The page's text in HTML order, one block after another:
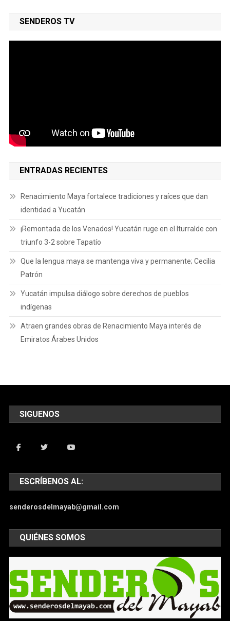
SENDEROS TV
ENTRADAS RECIENTES
Renacimiento Maya fortalece tradiciones y raíces que dan
identidad a Yucatán
¡Remontada de los Venados! Yucatán ruge en el Iturralde con
triunfo 3-2 sobre Tapatío
Que la lengua maya se mantenga viva y permanente; Cecilia
Patrón
Yucatán impulsa diálogo sobre derechos de pueblos
indígenas
Atraen grandes obras de Renacimiento Maya interés de
Emiratos Árabes Unidos
SIGUENOS
ESCRÍBENOS AL:
senderosdelmayab@gmail.com
QUIÉNES SOMOS